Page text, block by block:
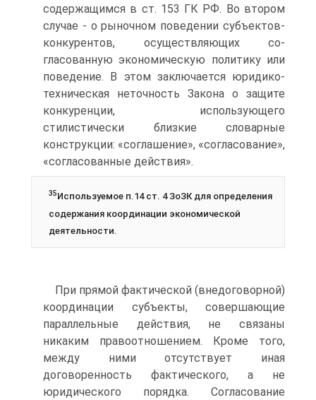
содержащимся в ст. 153 ГК РФ. Во втором
слу­чае - о рыночном поведении субъектов-
конкурентов, осуществляющих со­
гласованную экономическую политику или
поведение. В этом заключается юридико-
техническая неточность Закона о защите
конкуренции, использую­щего
стилистически близкие словарные
конструкции: «соглашение», «согла­сование»,
«согласованные действия».
35Используемое п.14 ст. 4 ЗоЗК для определения
содержания координации экономической
деятельности.
При прямой фактической (внедоговорной)
координации субъекты, со­вершающие
параллельные действия, не связаны
никаким правоотношением. Кроме того,
между ними отсутствует иная
договоренность фактического, а не
юридического порядка. Согласование